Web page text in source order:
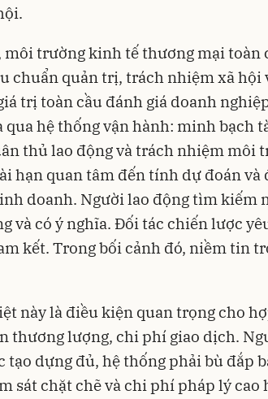
trường kinh tế thương mại toàn
chuẩn quản trị, trách nhiệm xã hội
trị toàn cầu đánh giá doanh
qua hệ thống vận hành: minh bạch
thủ lao động và trách nhiệm môi
hạn quan tâm đến tính dự đoán và
doanh. Người lao động tìm kiếm
và có ý nghĩa. Đối tác chiến lược
kết. Trong bối cảnh đó, niềm tin
này là điều kiện quan trọng cho
thương lượng, chi phí giao dịch.
tạo dựng đủ, hệ thống phải bù đắp
sát chặt chẽ và chi phí pháp lý cao